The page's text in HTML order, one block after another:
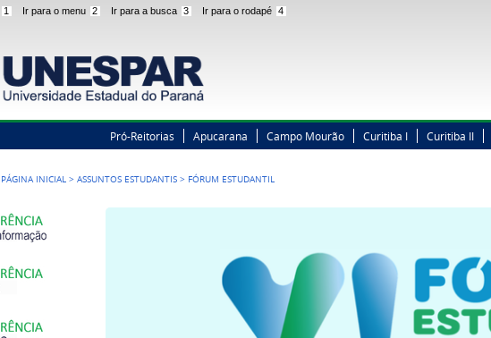
1 Ir para o menu 2 Ir para a busca 3 Ir para o rodapé 4
Pró-Reitorias Apucarana Campo Mourão Curitiba I Curitiba II
PÁGINA INICIAL >ASSUNTOS ESTUDANTIS > FÓRUM ESTUDANTIL